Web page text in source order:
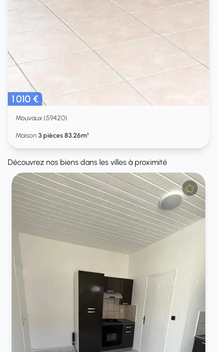
1 010 €
Mouvaux (59420)
Maison 3 pièces 83.26m²
Découvrez nos biens dans les villes à proximité